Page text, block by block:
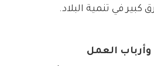
كبير في تنمية البلاد.
وأرباب العمل